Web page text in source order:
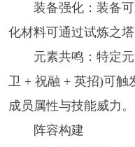
装备强化：装备
化材料可通过试炼之塔
元素共鸣：特定
卫 + 祝融 + 英招)可触
成员属性与技能威力。
阵容构建